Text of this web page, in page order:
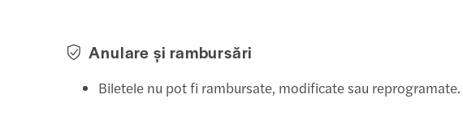
Anulare și rambursări
Biletele nu pot fi rambursate, modificate sau reprogramate.